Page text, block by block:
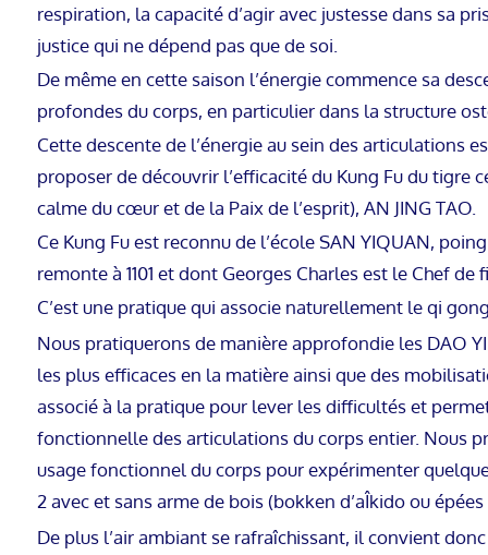
respiration, la capacité d’agir avec justesse dans sa
justice qui ne dépend pas que de soi.
De même en cette saison l’énergie commence sa
profondes du corps, en particulier dans la structure
Cette descente de l’énergie au sein des articulations
proposer de découvrir l’efficacité du Kung Fu du tigre
calme du cœur et de la Paix de l’esprit), AN JING TAO.
Ce Kung Fu est reconnu de l’école SAN YIQUAN,
remonte à 1101 et dont Georges Charles est le Chef de
C’est une pratique qui associe naturellement le qi
Nous pratiquerons de manière approfondie les DAO
les plus efficaces en la matière ainsi que des
associé à la pratique pour lever les difficultés et
fonctionnelle des articulations du corps entier. Nous
usage fonctionnel du corps pour expérimenter
2 avec et sans arme de bois (bokken d’aÎkido ou épées
De plus l’air ambiant se rafraîchissant, il convient